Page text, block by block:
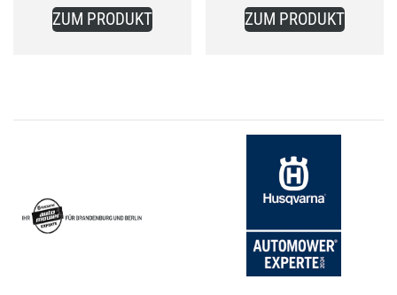
25,99 €.
ZUM PRODUKTProdukt
auf.
679,00 €.
ZUM PRODUKT